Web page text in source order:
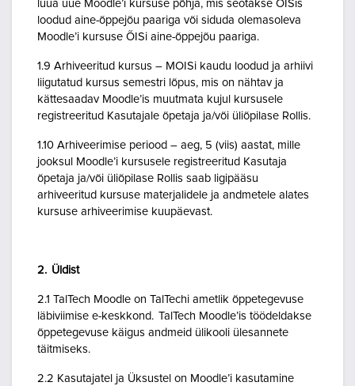
luua uue Moodle’i kursuse põhja, mis seotakse ÕISis
loodud aine-õppejõu paariga või siduda olemasoleva
Moodle’i kursuse ÕISi aine-õppejõu paariga.
1.9 Arhiveeritud kursus – MOISi kaudu loodud ja arhiivi
liigutatud kursus semestri lõpus, mis on nähtav ja
kättesaadav Moodle’is muutmata kujul kursusele
registreeritud Kasutajale õpetaja ja/või üliõpilase Rollis.
1.10 Arhiveerimise periood – aeg, 5 (viis) aastat, mille
jooksul Moodle’i kursusele registreeritud Kasutaja
õpetaja ja/või üliõpilase Rollis saab ligipääsu
arhiveeritud kursuse materjalidele ja andmetele alates
kursuse arhiveerimise kuupäevast.
2. Üldist
2.1 TalTech Moodle on TalTechi ametlik õppetegevuse
läbiviimise e-keskkond. TalTech Moodle’is töödeldakse
õppetegevuse käigus andmeid ülikooli ülesannete
täitmiseks.
2.2 Kasutajatel ja Üksustel on Moodle’i kasutamine